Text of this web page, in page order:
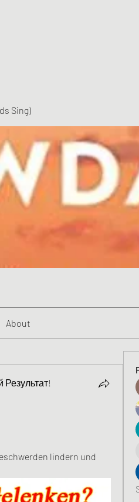
Sing)
About
lindern und